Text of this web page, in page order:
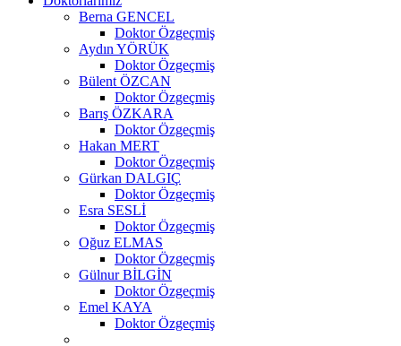
Berna GENCEL
Doktor Özgeçmiş
Aydın YÖRÜK
Doktor Özgeçmiş
Bülent ÖZCAN
Doktor Özgeçmiş
Barış ÖZKARA
Doktor Özgeçmiş
Hakan MERT
Doktor Özgeçmiş
Gürkan DALGIÇ
Doktor Özgeçmiş
Esra SESLİ
Doktor Özgeçmiş
Oğuz ELMAS
Doktor Özgeçmiş
Gülnur BİLGİN
Doktor Özgeçmiş
Emel KAYA
Doktor Özgeçmiş